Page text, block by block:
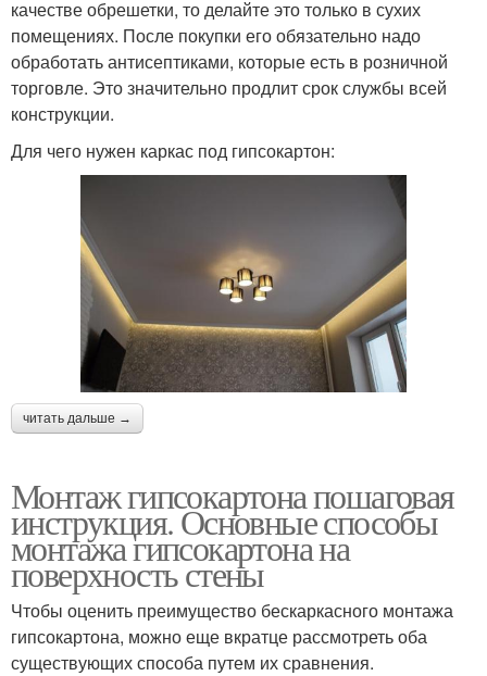
качестве обрешетки, то делайте это только в сухих
помещениях. После покупки его обязательно надо
обработать антисептиками, которые есть в розничной
торговле. Это значительно продлит срок службы всей
конструкции.
Для чего нужен каркас под гипсокартон:
читать дальше →
Монтаж гипсокартона пошаговая
инструкция. Основные способы
монтажа гипсокартона на
поверхность стены
Чтобы оценить преимущество бескаркасного монтажа
гипсокартона, можно еще вкратце рассмотреть оба
существующих способа путем их сравнения.